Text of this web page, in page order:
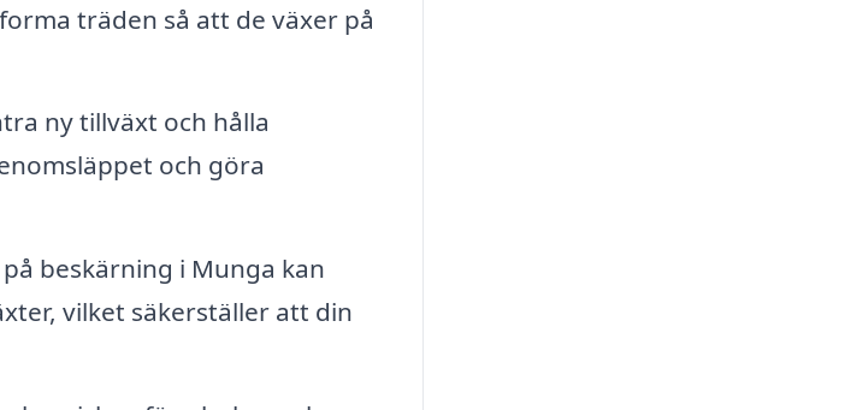
träden så att de växer på
ny tillväxt och hålla
och göra
beskärning i Munga kan
vilket säkerställer att din